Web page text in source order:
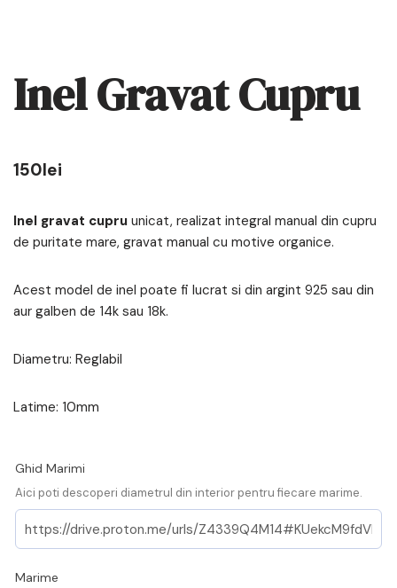
Inel Gravat Cupru
150lei
Inel gravat cupru unicat, realizat integral manual din cupru
de puritate mare, gravat manual cu motive organice.
Acest model de inel poate fi lucrat si din argint 925 sau din
aur galben de 14k sau 18k.
Diametru: Reglabil
Latime: 10mm
Ghid Marimi
Aici poti descoperi diametrul din interior pentru fiecare marime.
Marime